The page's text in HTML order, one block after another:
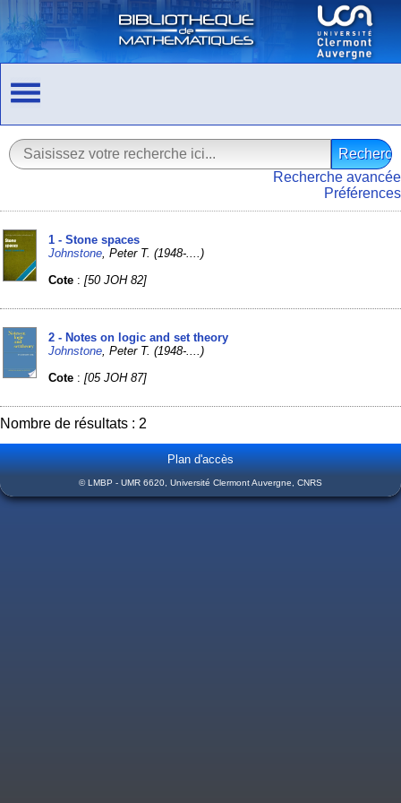
Recherche avancée
Préférences
1 - Stone spaces
Johnstone , Peter T. (1948-....)
Cote :[50 JOH 82]
2 - Notes on logic and set theory
Johnstone , Peter T. (1948-....)
Cote :[05 JOH 87]
Nombre de résultats : 2
Plan d'accès
© LMBP - UMR 6620, Université Clermont Auvergne, CNRS